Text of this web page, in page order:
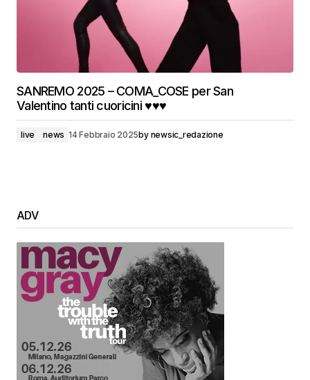
SANREMO 2025 – COMA_COSE per San
Valentino tanti cuoricini ♥️♥️♥️
live news 14 Febbraio 2025by newsic_redazione
ADV